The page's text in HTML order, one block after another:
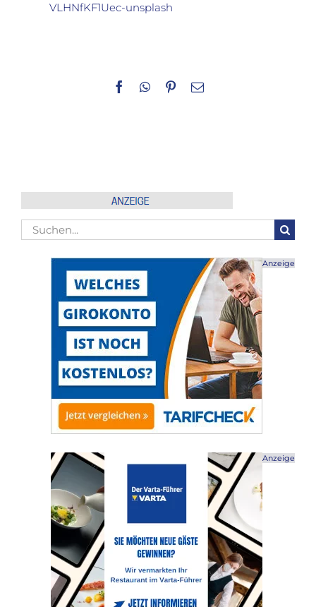
VLHNfKF1Uec-unsplash
Facebook
WhatsApp
Pinterest
E-
Suche
nach:
Anzeige
Anzeige